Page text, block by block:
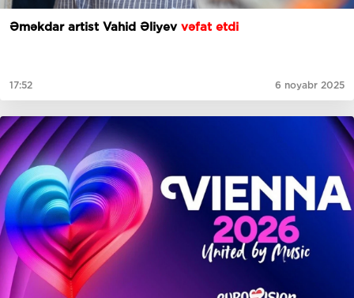
Əməkdar artist Vahid Əliyev vəfat etdi
17:52 6 noyabr 2025